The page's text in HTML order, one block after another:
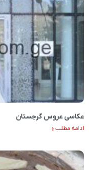
عکاسی عروس گرجستان
ادامه مطلب »